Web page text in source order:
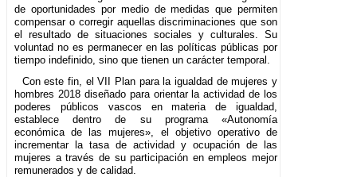
de oportunidades por medio de medidas que permiten
compensar o corregir aquellas discriminaciones que son
el resultado de situaciones sociales y culturales. Su
voluntad no es permanecer en las políticas públicas por
tiempo indefinido, sino que tienen un carácter temporal.
Con este fin, el VII Plan para la igualdad de mujeres y
hombres 2018 diseñado para orientar la actividad de los
poderes públicos vascos en materia de igualdad,
establece dentro de su programa «Autonomía
económica de las mujeres», el objetivo operativo de
incrementar la tasa de actividad y ocupación de las
mujeres a través de su participación en empleos mejor
remunerados y de calidad.